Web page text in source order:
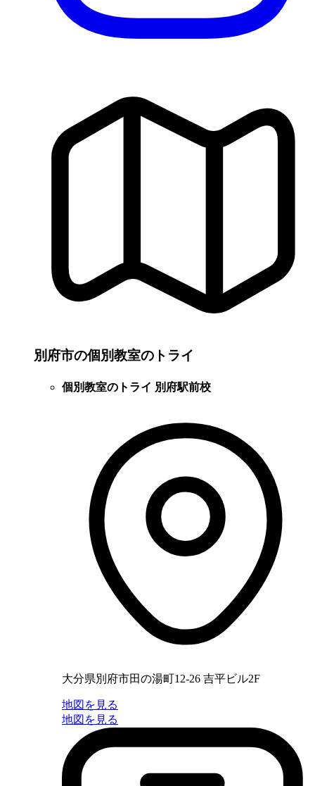
別府市の個別教室のトライ
個別教室のトライ 別府駅前校
大分県別府市田の湯町12-26 吉平ビル2F
地図を見る
地図を見る